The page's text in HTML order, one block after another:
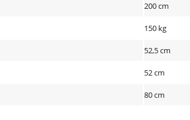
200 cm
150 kg
52,5 cm
52 cm
80 cm